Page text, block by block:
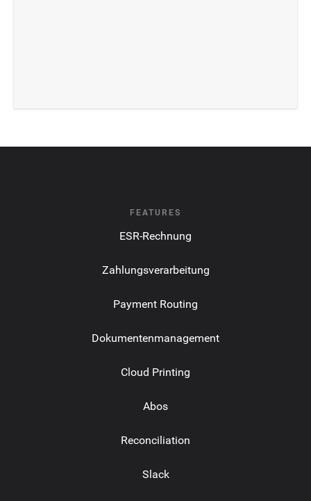
FEATURES
ESR-Rechnung
Zahlungsverarbeitung
Payment Routing
Dokumentenmanagement
Cloud Printing
Abos
Reconciliation
Slack